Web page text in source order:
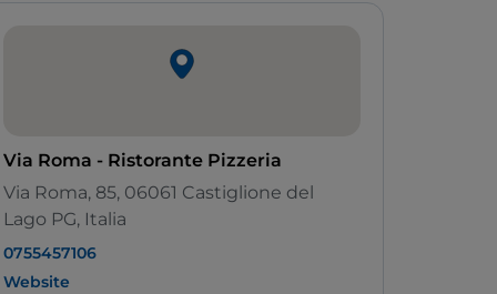
Via Roma - Ristorante Pizzeria
Via Roma, 85, 06061 Castiglione del
Lago PG, Italia
0755457106
Website